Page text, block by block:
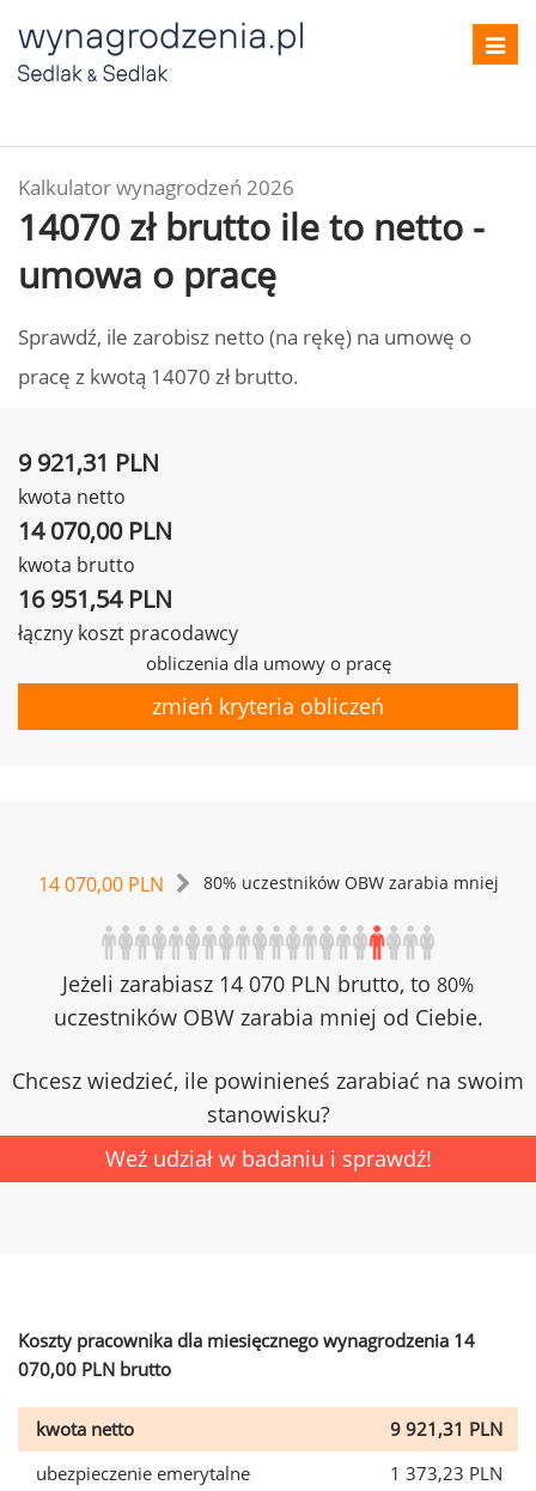
Kalkulator wynagrodzeń 2026
14070 zł brutto ile to netto -
umowa o pracę
Sprawdź, ile zarobisz netto (na rękę) na umowę o
pracę z kwotą 14070 zł brutto.
9 921,31 PLN
kwota netto
14 070,00 PLN
kwota brutto
16 951,54 PLN
łączny koszt pracodawcy
obliczenia dla umowy o pracę
zmień kryteria obliczeń
14 070,00 PLN 80% uczestników OBW zarabia mniej
Jeżeli zarabiasz 14 070 PLN brutto, to 80%
uczestników OBW zarabia mniej od Ciebie.
Chcesz wiedzieć, ile powinieneś zarabiać na swoim
stanowisku?
Weź udział w badaniu i sprawdź!
Koszty pracownika dla miesięcznego wynagrodzenia 14
070,00 PLN brutto
kwota netto
9 921,31 PLN
ubezpieczenie emerytalne
1 373,23 PLN